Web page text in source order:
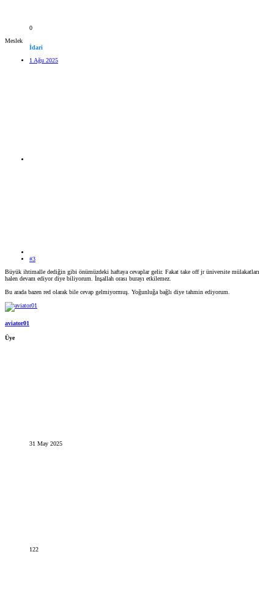
0
Meslek
İdari
1 Ağu 2025
#3
Büyük ihtimalle dediğin gibi önümüzdeki haftaya cevaplar gelir. Fakat take off jr üniversite mülakatları
halen devam ediyor diye biliyorum. İnşallah orası burayı etkilemez.
Bu arada bazen red olarak bile cevap gelmiyormuş. Yoğunluğa bağlı diye tahmin ediyorum.
aviator01
Üye
31 May 2025
122